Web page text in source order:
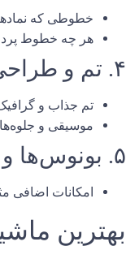
خطوطی که نمادها
هر چه خطوط
۴. تم و طراحی بصری
تم جذاب و
موسیقی و
۵. بونوس‌ها و چرخش‌های رایگان
امکانات اضافی
بهترین